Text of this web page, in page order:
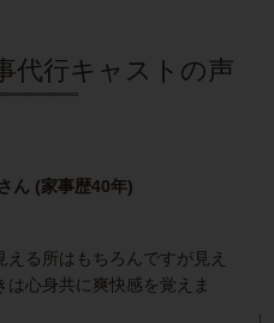
代行キャストの声
ん (家事歴40年)
る所はもちろんですが見え
心身共に爽快感を覚えま